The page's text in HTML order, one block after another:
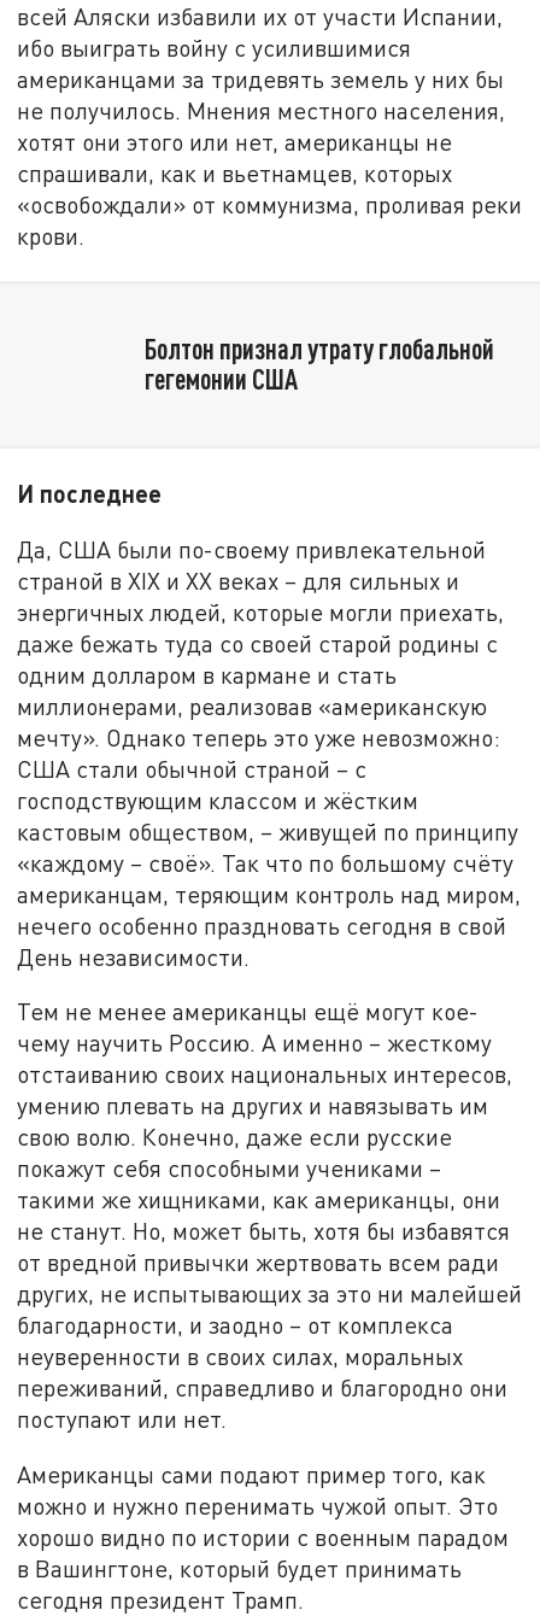
всей Аляски избавили их от участи Испании,
ибо выиграть войну с усилившимися
американцами за тридевять земель у них бы
не получилось. Мнения местного населения,
хотят они этого или нет, американцы не
спрашивали, как и вьетнамцев, которых
«освобождали» от коммунизма, проливая реки
крови.
Болтон признал утрату глобальной
гегемонии США
И последнее
Да, США были по-своему привлекательной
страной в ХIX и XX веках – для сильных и
энергичных людей, которые могли приехать,
даже бежать туда со своей старой родины с
одним долларом в кармане и стать
миллионерами, реализовав «американскую
мечту». Однако теперь это уже невозможно:
США стали обычной страной – с
господствующим классом и жёстким
кастовым обществом, – живущей по принципу
«каждому – своё». Так что по большому счёту
американцам, теряющим контроль над миром,
нечего особенно праздновать сегодня в свой
День независимости.
Тем не менее американцы ещё могут кое-
чему научить Россию. А именно – жесткому
отстаиванию своих национальных интересов,
умению плевать на других и навязывать им
свою волю. Конечно, даже если русские
покажут себя способными учениками –
такими же хищниками, как американцы, они
не станут. Но, может быть, хотя бы избавятся
от вредной привычки жертвовать всем ради
других, не испытывающих за это ни малейшей
благодарности, и заодно – от комплекса
неуверенности в своих силах, моральных
переживаний, справедливо и благородно они
поступают или нет.
Американцы сами подают пример того, как
можно и нужно перенимать чужой опыт. Это
хорошо видно по истории с военным парадом
в Вашингтоне, который будет принимать
сегодня президент Трамп.